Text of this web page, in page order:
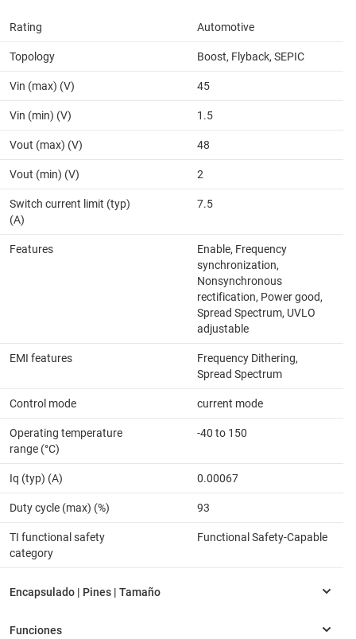
Rating Automotive
Topology Boost, Flyback, SEPIC
Vin (max) (V) 45
Vin (min) (V) 1.5
Vout (max) (V) 48
Vout (min) (V) 2
Switch current limit (typ)
(A)
7.5
Features
Enable, Frequency
synchronization,
Nonsynchronous
rectification, Power good,
Spread Spectrum, UVLO
adjustable
EMI features
Frequency Dithering,
Spread Spectrum
Control mode current mode
Operating temperature
range (°C)
-40 to 150
Iq (typ) (A) 0.00067
Duty cycle (max) (%) 93
TI functional safety
category
Functional Safety-Capable